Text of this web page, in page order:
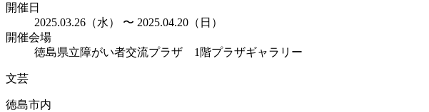
開催日
2025.03.26（水） 〜 2025.04.20（日）
開催会場
徳島県立障がい者交流プラザ 1階プラザギャラリー
文芸
徳島市内